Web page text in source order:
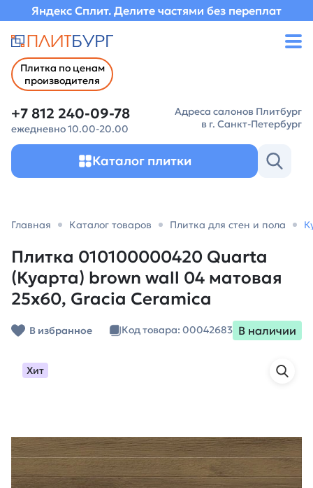
Яндекс Сплит. Делите частями без переплат
Плитка по ценам
производителя
+7 812 240-09-78
ежедневно 10.00-20.00
Адреса салонов Плитбург
в г. Санкт-Петербург
Каталог плитки
Главная Каталог товаров Плитка для стен и пола
Плитка 010100000420 Quarta
(Куарта) brown wall 04 матовая
25х60, Gracia Ceramica
В избранное Код товара: 00042683 В наличии
Хит